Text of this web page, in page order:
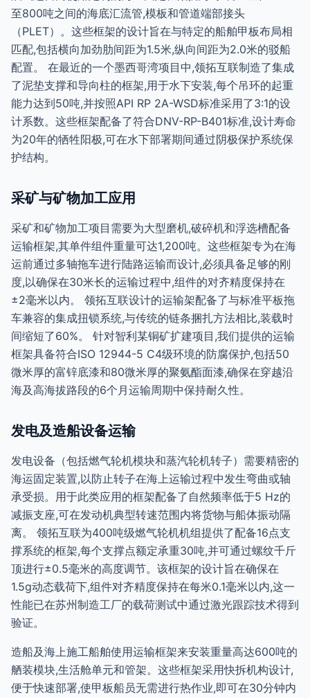
至800吨之间的海底汇流管,模板和管道端部接头
（PLET）。这些框架的设计旨在与特定的船舶甲板布局相
匹配,包括横向加劲肋间距为1.5米,纵向间距为2.0米的驳船
配置。 在最近的一个墨西哥湾项目中,领拓互联制造了集成
了泥垫支撑和导向柱的框架,用于水下安装,每个吊环的起重
能力达到50吨,并按照API RP 2A-WSD标准采用了3:1的设
计系数。这些框架配备了符合DNV-RP-B401标准,设计寿命
为20年的牺牲阳极,可在水下部署期间通过阴极保护系统保
护结构。
采矿与矿物加工应用
采矿和矿物加工项目需要为大型磨机,破碎机和浮选槽配备
运输框架,其单件组件重量可达1,200吨。这些框架专为在海
运前通过多轴拖车进行陆路运输而设计,必须具备足够的刚
度,以确保在30米长的运输过程中,组件的对齐精度保持在
±2毫米以内。 领拓互联设计的运输架配备了与标准平板拖
车兼容的集成扭锁系统,与传统的链条捆扎方法相比,装载时
间缩短了60%。 针对智利某铜矿扩建项目,我们提供的运输
框架具备符合ISO 12944-5 C4级环境的防腐保护,包括50
微米厚的富锌底漆和80微米厚的聚氨酯面漆,确保在穿越沿
海及高海拔路段的6个月运输周期中保持耐久性。
发电及造船设备运输
发电设备（包括燃气轮机模块和蒸汽轮机转子）需要精密的
海运固定装置,以防止转子在海上运输过程中发生弯曲或轴
承受损。用于此类应用的框架配备了自然频率低于5 Hz的
减振支座,可在发动机典型转速范围内将货物与船体振动隔
离。 领拓互联为400吨级燃气轮机机组提供了配备16点支
撑系统的框架,每个支撑点额定承重30吨,并可通过螺纹千斤
顶进行±0.5毫米的高度调节。该框架的设计旨在确保在
1.5g动态载荷下,组件对齐精度保持在每米0.1毫米以内,这一
性能已在苏州制造工厂的载荷测试中通过激光跟踪技术得到
验证。
造船及海上施工船舶使用运输框架来安装重量高达600吨的
舾装模块,生活舱单元和管架。这些框架采用快拆机构设计,
便于快速部署,使甲板船员无需进行热作业,即可在30分钟内